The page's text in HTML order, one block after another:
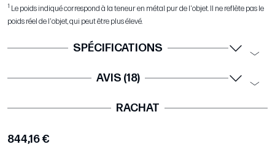
1 Le poids indiqué correspond à la teneur en métal pur de l'objet. Il ne reflète pas le
poids réel de l'objet, qui peut être plus élevé.
SPÉCIFICATIONS
AVIS (18)
RACHAT
844,16 €